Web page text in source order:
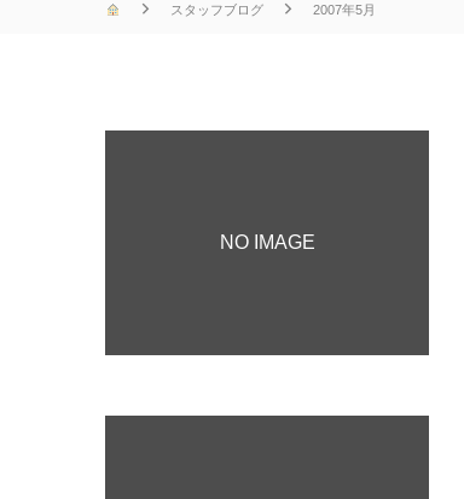
スタッフブログ 2007年5月
NO IMAGE